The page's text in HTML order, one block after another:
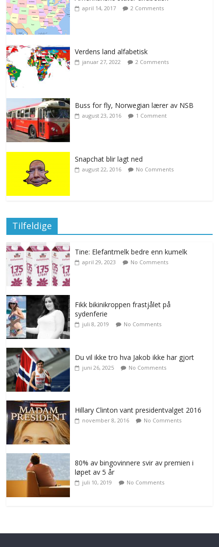
april 14, 2017 2 Comments
Verdens land alfabetisk
januar 27, 2022 2 Comments
Buss for fly, Norwegian lærer av NSB
august 23, 2016 1 Comment
Snapchat blir lagt ned
august 22, 2016 No Comments
Tilfeldige
Tine: Elefantmelk bedre enn kumelk
april 29, 2023 No Comments
Fikk bikinikroppen frastjålet på
sydenferie
juli 8, 2019 No Comments
Du vil ikke tro hva Jakob ikke har gjort
juni 26, 2025 No Comments
Hillary Clinton vant presidentvalget 2016
november 8, 2016 No Comments
80% av bingovinnere svir av premien i
løpet av 5 år
juli 10, 2019 No Comments